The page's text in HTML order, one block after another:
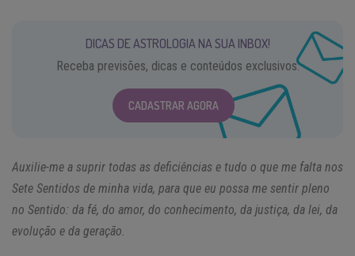
DICAS DE ASTROLOGIA NA SUA INBOX!
Receba previsões, dicas e conteúdos exclusivos.
CADASTRAR AGORA
Auxilie-me a suprir todas as deficiências e tudo o que me falta nos
Sete Sentidos de minha vida, para que eu possa me sentir pleno
no Sentido: da fé, do amor, do conhecimento, da justiça, da lei, da
evolução e da geração.